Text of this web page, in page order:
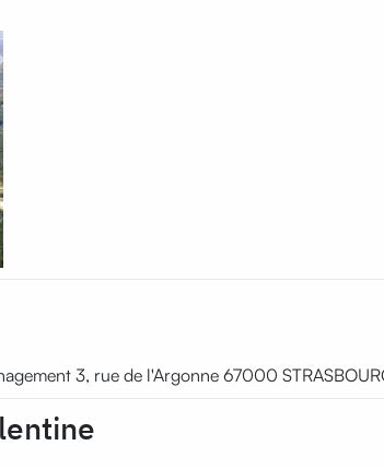
3, rue de l'Argonne 67000